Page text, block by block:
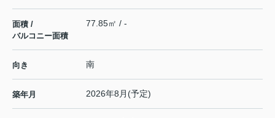
面積 /
バルコニー面積
77.85㎡ / -
向き 南
築年月 2026年8月(予定)